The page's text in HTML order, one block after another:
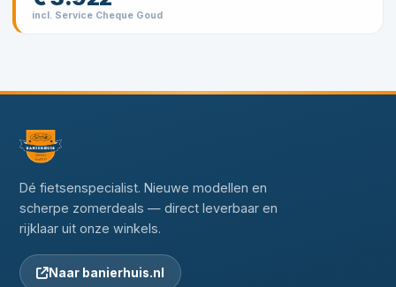
incl. Service Cheque Goud
Dé fietsenspecialist. Nieuwe modellen en
scherpe zomerdeals — direct leverbaar en
rijklaar uit onze winkels.
Naar banierhuis.nl